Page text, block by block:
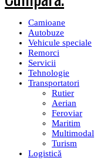
Camioane
Autobuze
Vehicule speciale
Remorci
Servicii
Tehnologie
Transportatori
Rutier
Aerian
Feroviar
Maritim
Multimodal
Turism
Logistică